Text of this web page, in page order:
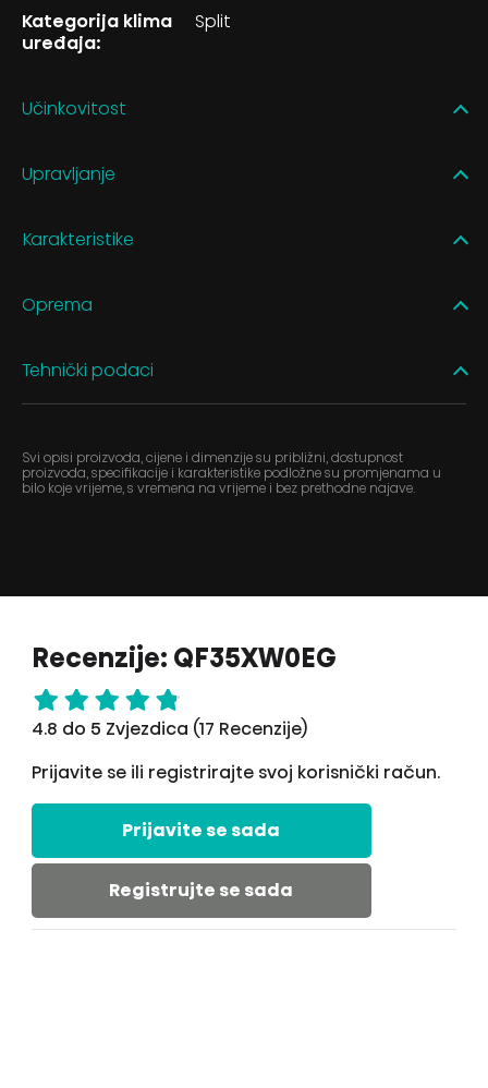
Kategorija klima
uređaja:
Split
Učinkovitost
Upravljanje
Karakteristike
Oprema
Tehnički podaci
Svi opisi proizvoda, cijene i dimenzije su približni, dostupnost
proizvoda, specifikacije i karakteristike podložne su promjenama u
bilo koje vrijeme, s vremena na vrijeme i bez prethodne najave.
Recenzije: QF35XW0EG
4.8 do 5 Zvjezdica (17 Recenzije)
Prijavite se ili registrirajte svoj korisnički račun.
Prijavite se sada
Registrujte se sada